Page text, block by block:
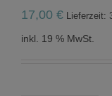
17,00 € Lieferzeit:
inkl. 19 % MwSt.